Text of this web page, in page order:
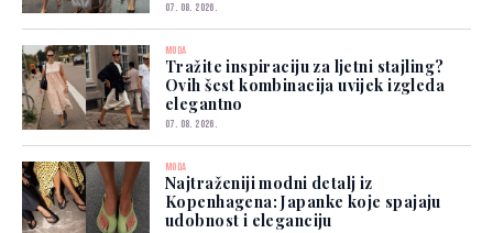
07. 08. 2026.
MODA
Tražite inspiraciju za ljetni stajling?
Ovih šest kombinacija uvijek izgleda
elegantno
07. 08. 2026.
MODA
Najtraženiji modni detalj iz
Kopenhagena: Japanke koje spajaju
udobnost i eleganciju